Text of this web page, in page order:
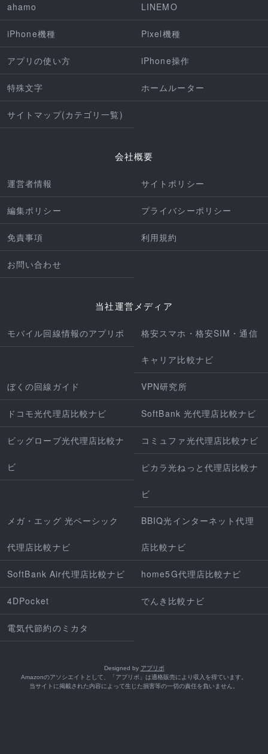
ahamo LINEMO
iPhone機種 Pixel機種
アプリの使い方 iPhone操作
特殊文字 ホームルーター
サイトマップ(カテゴリ一覧)
会社概要
運営者情報 サイトポリシー
編集ポリシー プライバシーポリシー
免責事項 利用規約
お問い合わせ
当社運営メディア
モバイル回線情報のアプリポ 格安スマホ・格安SIM・通信
キャリア比較ナビ
ぼくの回線ガイド VPN研究所
ドコモ光代理店比較ナビ SoftBank 光代理店比較ナビ
ビッグローブ光代理店比較ナ
ビ
コミュファ光代理店比較ナビ
ピカラ光ねっと代理店比較ナ
ビ
メガ・エッグ 光ベーシック
代理店比較ナビ
BBIQ光インターネット代理
店比較ナビ
SoftBank Air代理店比較ナビ home5G代理店比較ナビ
4DPocket でんき比較ナビ
電気代節約のミカタ
Designed by アプリポ
Amazonのアソシエイトとして、「アプリポ」は適格販売により収入を得ています。
当サイトに掲載された内容によって生じた損害等の一切の責任を負いません。